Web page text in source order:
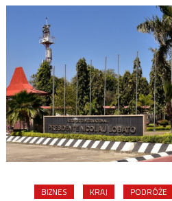
BIZNES KRAJ PODRÓŻE